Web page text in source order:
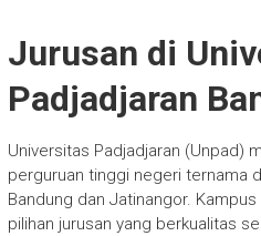
Jurusan di
Padjadjaran
Universitas Padjadjaran (Unpad)
perguruan tinggi negeri ternama
Bandung dan Jatinangor.
pilihan jurusan yang berkualitas